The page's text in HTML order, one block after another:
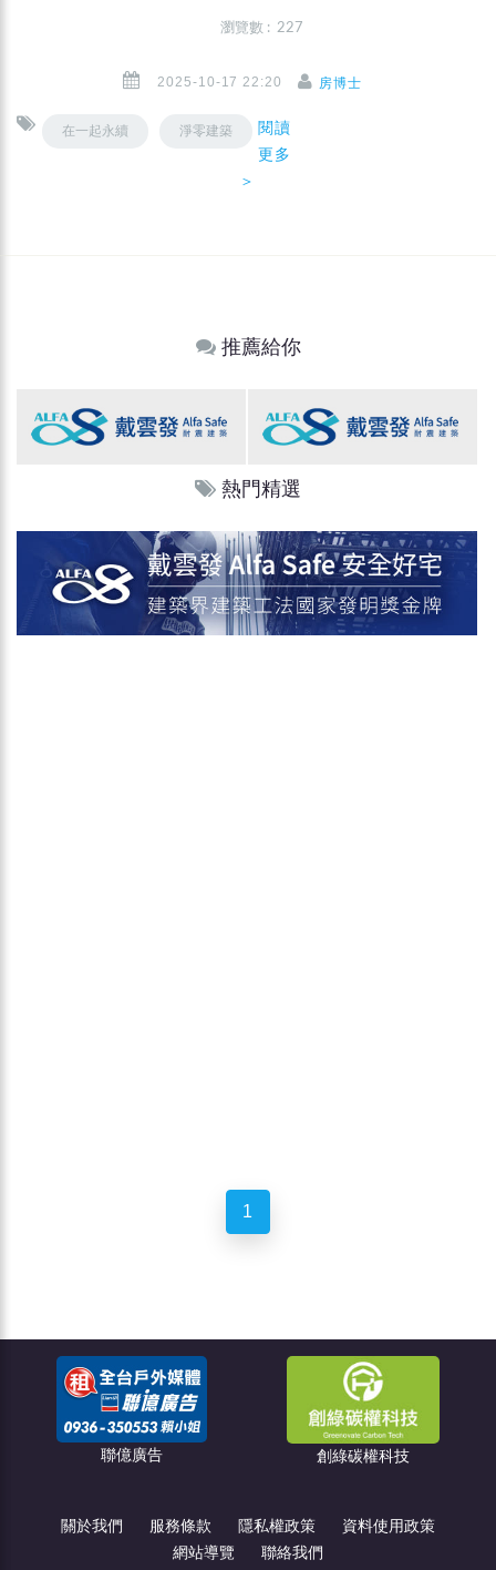
瀏覽數 : 227
2025-10-17 22:20 房博士
在一起永續 淨零建築
閱讀
更多
＞
推薦給你
熱門精選
1
聯億廣告 創綠碳權科技
關於我們 服務條款 隱私權政策
資料使用政策
網站導覽
聯絡我們